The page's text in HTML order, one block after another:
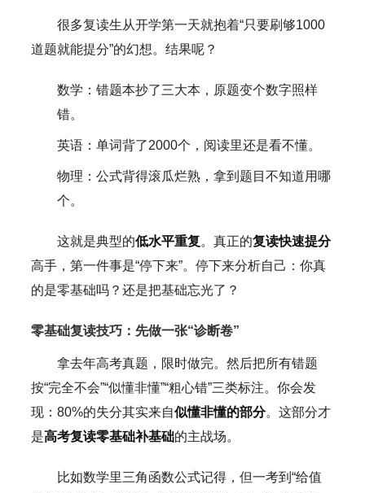
很多复读生从开学第一天就抱着“只要刷够1000
道题就能提分”的幻想。结果呢？
数学：错题本抄了三大本，原题变个数字照样
错。
英语：单词背了2000个，阅读里还是看不懂。
物理：公式背得滚瓜烂熟，拿到题目不知道用哪
个。
这就是典型的低水平重复。真正的复读快速提分
高手，第一件事是“停下来”。停下来分析自己：你真
的是零基础吗？还是把基础忘光了？
零基础复读技巧：先做一张“诊断卷”
拿去年高考真题，限时做完。然后把所有错题
按“完全不会”“似懂非懂”“粗心错”三类标注。你会发
现：80%的失分其实来自似懂非懂的部分。这部分才
是高考复读零基础补基础的主战场。
比如数学里三角函数公式记得，但一考到“给值